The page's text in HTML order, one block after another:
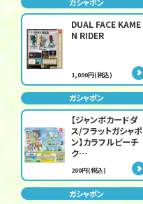
DUAL FACE KAME
N RIDER
1,000円(税込)
ガシャポン
【ジャンボカードダ
ス/フラットガシャポ
ン】カラフルピーチ
ク…
200円(税込)
ガシャポン